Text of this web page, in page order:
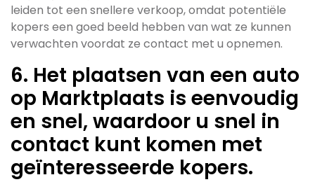
leiden tot een snellere verkoop, omdat potentiële
kopers een goed beeld hebben van wat ze kunnen
verwachten voordat ze contact met u opnemen.
6. Het plaatsen van een auto
op Marktplaats is eenvoudig
en snel, waardoor u snel in
contact kunt komen met
geïnteresseerde kopers.